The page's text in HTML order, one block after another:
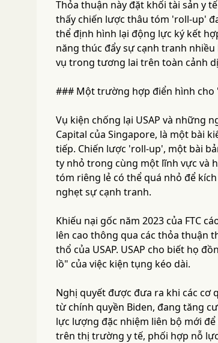
Thỏa thuận này đặt khối tài sản y
thấy chiến lược thâu tóm 'roll-up'
thể định hình lại động lực ký kết
năng thúc đẩy sự cạnh tranh
vụ trong tương lai trên toàn cảnh
### Một trường hợp điển hình cho
Vụ kiện chống lại USAP và những
Capital của Singapore, là một bài
tiếp. Chiến lược 'roll-up', một bài
ty nhỏ trong cùng một lĩnh vực và
tóm riêng lẻ có thể quá nhỏ để
nghẹt sự cạnh tranh.
Khiếu nại gốc năm 2023 của FTC
lên cao thông qua các thỏa thuận
thổ của USAP. USAP cho biết họ
lồ" của việc kiện tụng kéo dài.
Nghị quyết được đưa ra khi các cơ
từ chính quyền Biden, đang tăng
lực lượng đặc nhiệm liên bộ mới
trên thị trường y tế, phối hợp nỗ lực